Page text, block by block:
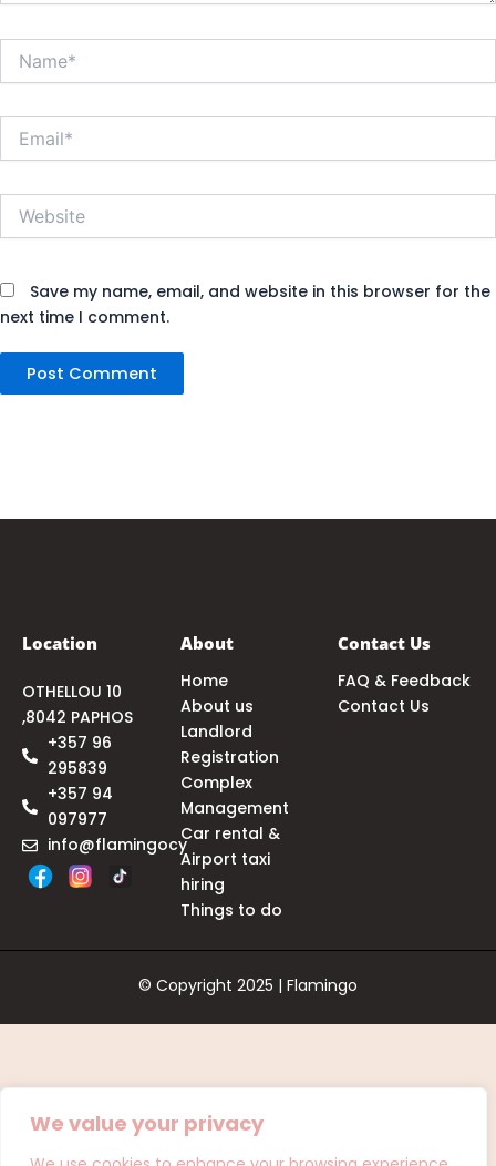
We value your privacy
Save my name, email, and website in this browser for the
next time I comment.
Location
OTHELLOU 10
,8042 PAPHOS
+357 96
295839
+357 94
097977
info@flamingocy
About
Home
About us
Landlord
Registration
Complex
Management
Car rental &
Airport taxi
hiring
Things to do
Contact Us
FAQ & Feedback
Contact Us
© Copyright 2025 | Flamingo